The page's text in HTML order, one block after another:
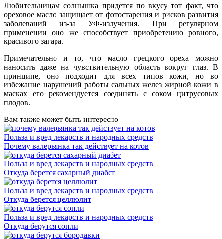
Любительницам солнышка придется по вкусу тот факт, что
ореховое масло защищает от фотостарения и рисков развития
заболеваний из-за УФ-излучения. При регулярном
применении оно же способствует приобретению ровного,
красивого загара.
Примечательно и то, что масло грецкого ореха можно
наносить даже на чувствительную область вокруг глаз. В
принципе, оно подходит для всех типов кожи, но во
избежание нарушений работы сальных желез жирной кожи в
масках его рекомендуется соединять с соком цитрусовых
плодов.
Вам также может быть интересно
Польза и вред лекарств и народных средств
Почему валерьянка так действует на котов
Польза и вред лекарств и народных средств
Откуда берется сахарный диабет
Польза и вред лекарств и народных средств
Откуда берется целлюлит
Польза и вред лекарств и народных средств
Откуда берутся сопли